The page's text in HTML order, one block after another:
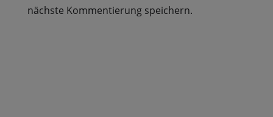
nächste Kommentierung speichern.